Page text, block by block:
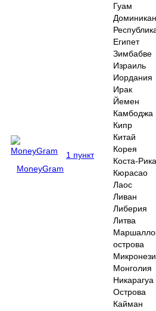
MoneyGram
1 пункт
Гуам
Египет
Зимбабве
Израиль
Иордания
Ирак
Йемен
Камбоджа
Кипр
Китай
Корея
Коста-Рика
Кюрасао
Лаос
Ливан
Либерия
Литва
острова
Монголия
Никарагуа
Острова
Кайман